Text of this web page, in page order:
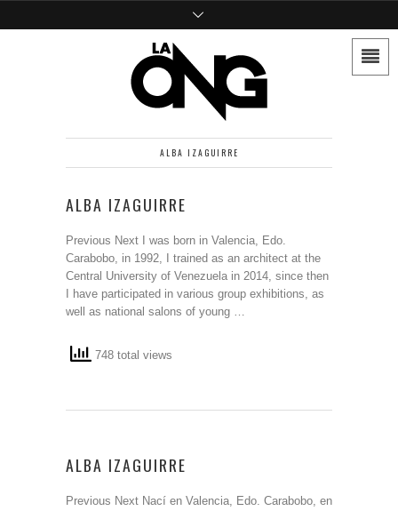
ALBA IZAGUIRRE
ALBA IZAGUIRRE
Previous Next I was born in Valencia, Edo.
Carabobo, in 1992, I trained as an architect at the
Central University of Venezuela in 2014, since then
I have participated in various group exhibitions, as
well as national salons of young …
748 total views
ALBA IZAGUIRRE
Previous Next Nací en Valencia, Edo. Carabobo, en